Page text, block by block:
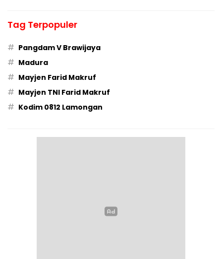
Tag Terpopuler
# Pangdam V Brawijaya
# Madura
# Mayjen Farid Makruf
# Mayjen TNI Farid Makruf
# Kodim 0812 Lamongan